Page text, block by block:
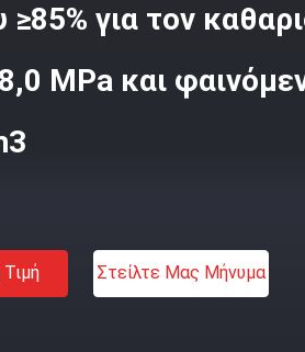
≥85% για τον
MPa και
Στείλτε Μας Μήνυμα